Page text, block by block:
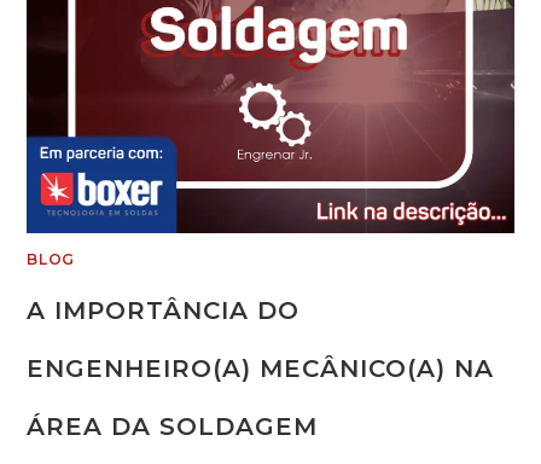
BLOG
A IMPORTÂNCIA DO
ENGENHEIRO(A) MECÂNICO(A) NA
ÁREA DA SOLDAGEM